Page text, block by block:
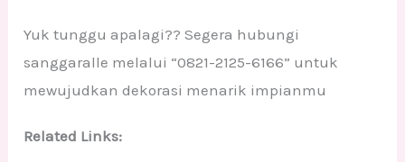
Yuk tunggu apalagi?? Segera hubungi
sanggaralle melalui “0821-2125-6166” untuk
mewujudkan dekorasi menarik impianmu
Related Links: